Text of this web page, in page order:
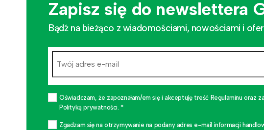
Zapisz się do newslettera
Bądź na bieżąco z wiadomościami, nowościami i
Oświadczam, że zapoznałam/em się i akceptuję treść Regulaminu oraz
Polityką prywatności. *
Zgadzam się na otrzymywanie na podany adres e-mail informacji